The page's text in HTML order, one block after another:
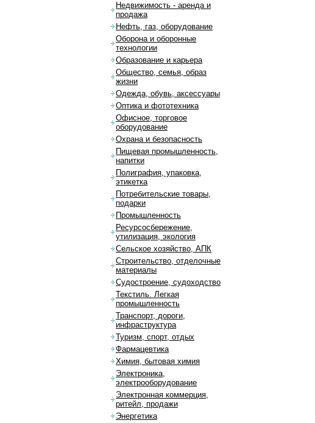
Недвижимость - аренда и
продажа
Нефть, газ, оборудование
Оборона и оборонные
технологии
Образование и карьера
Общество, семья, образ
жизни
Одежда, обувь, аксессуары
Оптика и фототехника
Офисное, торговое
оборудование
Охрана и безопасность
Пищевая промышленность,
напитки
Полиграфия, упаковка,
этикетка
Потребительские товары,
подарки
Промышленность
Ресурсосбережение,
утилизация, экология
Сельское хозяйство, АПК
Строительство, отделочные
материалы
Судостроение, судоходство
Текстиль. Легкая
промышленность
Транспорт, дороги,
инфраструктура
Туризм, спорт, отдых
Фармацевтика
Химия, бытовая химия
Электроника,
электрооборудование
Электронная коммерция,
ритейл, продажи
Энергетика